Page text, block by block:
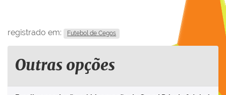
registrado em: Futebol de Cegos
Outras opções